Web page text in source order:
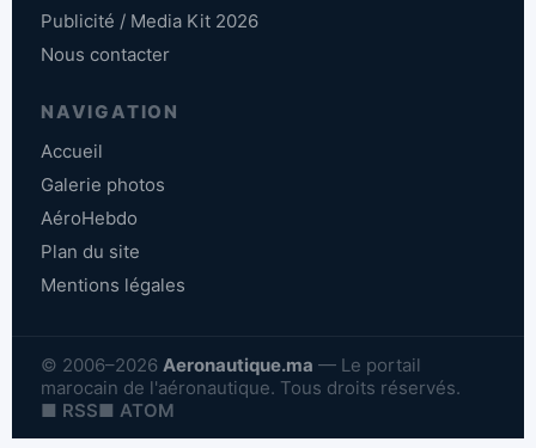
Publicité / Media Kit 2026
Nous contacter
NAVIGATION
Accueil
Galerie photos
AéroHebdo
Plan du site
Mentions légales
© 2006–2026 Aeronautique.ma — Le portail
marocain de l'aéronautique. Tous droits réservés.
■ RSS■ ATOM